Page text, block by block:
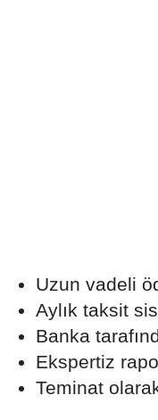
Uzun vadeli
Aylık taksit
Banka
Ekspertiz
Teminat